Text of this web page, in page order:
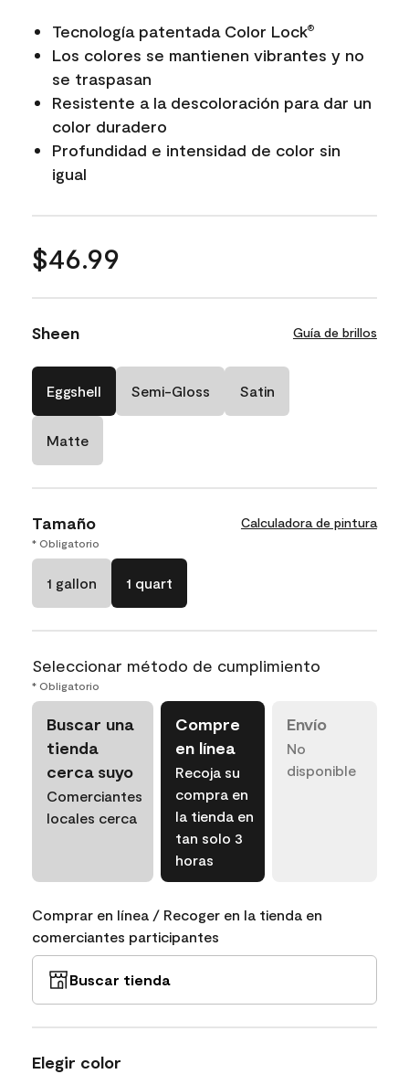
Tecnología patentada Color Lock®
Los colores se mantienen vibrantes y no
se traspasan
Resistente a la descoloración para dar un
color duradero
Profundidad e intensidad de color sin
igual
$46.99
Sheen Guía de brillos
Eggshell Semi-Gloss Satin
Matte
Tamaño Calculadora de pintura
* Obligatorio
1 gallon 1 quart
Seleccionar método de cumplimiento
* Obligatorio
Buscar una
tienda
cerca suyo
Comerciantes
locales cerca
Compre
en línea
Recoja su
compra en
la tienda en
tan solo 3
horas
Envío
No
disponible
Comprar en línea / Recoger en la tienda en
comerciantes participantes
Buscar tienda
Elegir color